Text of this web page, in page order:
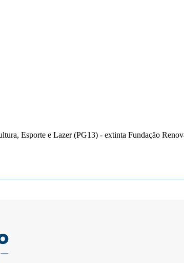
Esporte e Lazer (PG13) - extinta Fundação